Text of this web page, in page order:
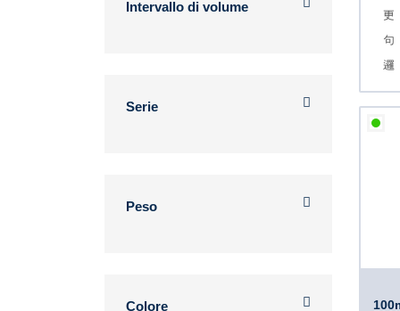
Intervallo di volume
Serie
Peso
Colore